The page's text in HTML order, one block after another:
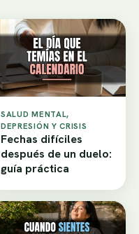
SALUD MENTAL,
DEPRESIÓN Y CRISIS
Fechas difíciles
después de un duelo:
guía práctica